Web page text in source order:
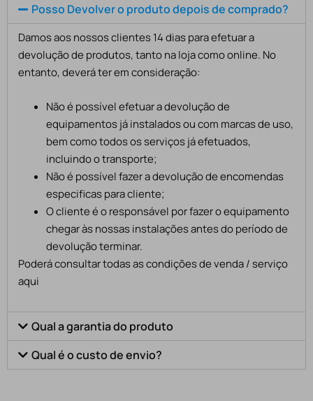
Posso Devolver o produto depois de comprado?
Damos aos nossos clientes 14 dias para efetuar a
devolução de produtos, tanto na loja como online. No
entanto, deverá ter em consideração:
Não é possível efetuar a devolução de
equipamentos já instalados ou com marcas de uso,
bem como todos os serviços já efetuados,
incluindo o transporte;
Não é possível fazer a devolução de encomendas
especificas para cliente;
O cliente é o responsável por fazer o equipamento
chegar às nossas instalações antes do período de
devolução terminar.
Poderá consultar todas as condições de venda / serviço
aqui
Qual a garantia do produto
Qual é o custo de envio?